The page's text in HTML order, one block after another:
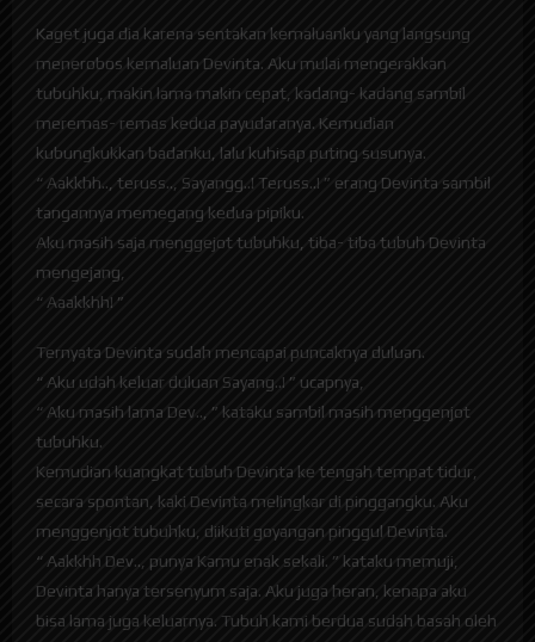
Kaget juga dia karena sentakan kemaluanku yang langsung
menerobos kemaluan Devinta. Aku mulai mengerakkan
tubuhku, makin lama makin cepat, kadang- kadang sambil
meremas- remas kedua payudaranya. Kemudian
kubungkukkan badanku, lalu kuhisap puting susunya.
“ Aakkhh.., teruss.., Sayangg..! Teruss..! ” erang Devinta sambil
tangannya memegang kedua pipiku.
Aku masih saja menggejot tubuhku, tiba- tiba tubuh Devinta
mengejang,
“ Aaakkhh! ”
Ternyata Devinta sudah mencapai puncaknya duluan.
“ Aku udah keluar duluan Sayang..! ” ucapnya,
“ Aku masih lama Dev.., ” kataku sambil masih menggenjot
tubuhku.
Kemudian kuangkat tubuh Devinta ke tengah tempat tidur,
secara spontan, kaki Devinta melingkar di pinggangku. Aku
menggenjot tubuhku, diikuti goyangan pinggul Devinta.
“ Aakkhh Dev.., punya Kamu enak sekali. ” kataku memuji,
Devinta hanya tersenyum saja. Aku juga heran, kenapa aku
bisa lama juga keluarnya. Tubuh kami berdua sudah basah oleh